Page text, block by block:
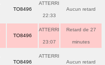
TO8496
ATTERRI
22:33
Aucun retard
TO8496
ATTERRI
23:07
Retard de 27
minutes
TO8496
ATTERRI
Aucun retard